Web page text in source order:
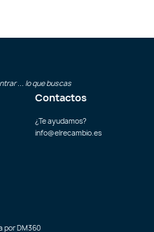
... lo que buscas
Contactos
¿Te ayudamos?
info@elrecambio.es
porDM360